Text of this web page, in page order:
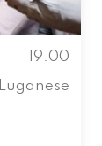
19.00
Luganese